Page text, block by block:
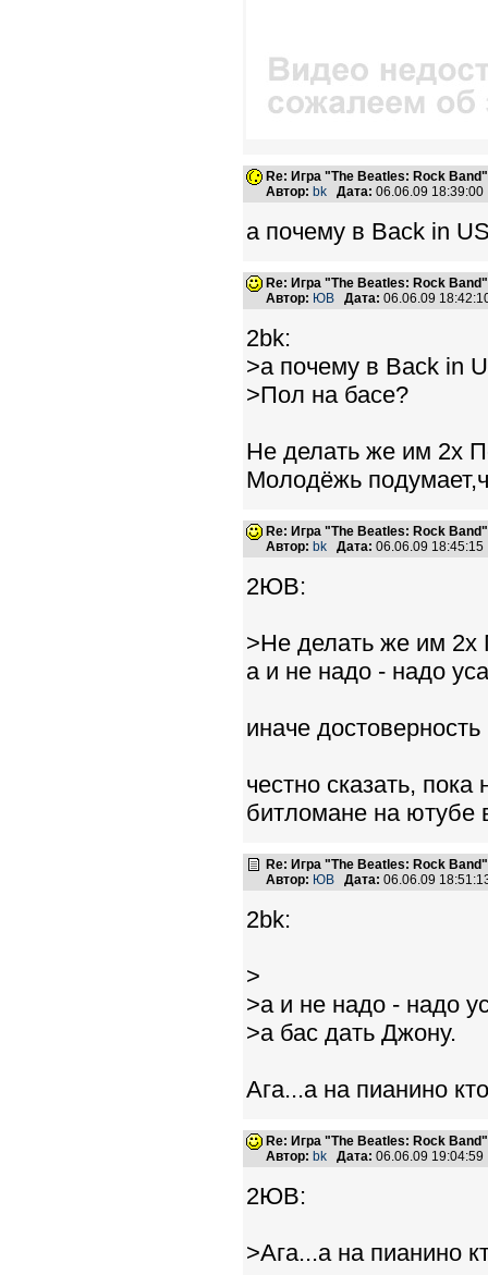
Re: Игра "The Beatles: Rock Band"
Автор: bk Дата: 06.06.09
а почему в Back in
Re: Игра "The Beatles: Rock Band"
Автор: ЮВ Дата: 06.06.09
2bk:
>а почему в Back in
>Пол на басе?
Не делать же им 2х
Молодёжь
Re: Игра "The Beatles: Rock Band"
Автор: bk Дата: 06.06.09
2ЮВ:
>Не делать же им 2х
а и не надо - надо
иначе
честно сказать,
битломане на ютубе
Re: Игра "The Beatles: Rock Band"
Автор: ЮВ Дата: 06.06.09
2bk:
>
>а и не надо - надо
>а бас дать Джону.
Ага...а на пианино
Re: Игра "The Beatles: Rock Band"
Автор: bk Дата: 06.06.09
2ЮВ:
>Ага...а на пианино